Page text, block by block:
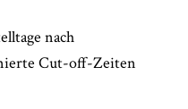
nach
Cut-off-Zeiten